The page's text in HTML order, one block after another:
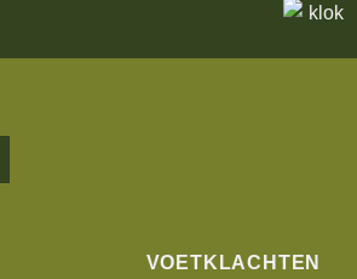
VOETKLACHTEN